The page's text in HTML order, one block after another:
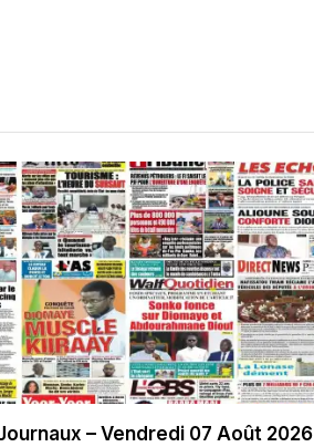
– Vendredi 07 Août 2026